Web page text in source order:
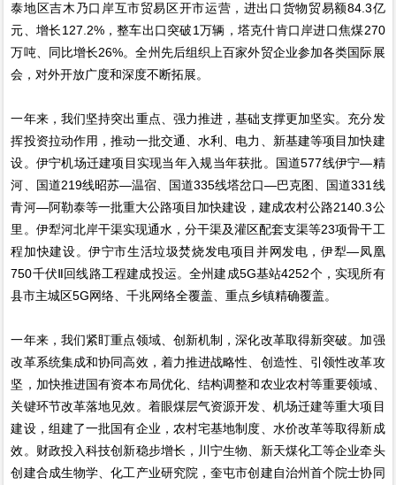
泰地区吉木乃口岸互市贸易区开市运营，进出口货物贸易额84.3亿
元、增长127.2%，整车出口突破1万辆，塔克什肯口岸进口焦煤270
万吨、同比增长26%。全州先后组织上百家外贸企业参加各类国际展
会，对外开放广度和深度不断拓展。
一年来，我们坚持突出重点、强力推进，基础支撑更加坚实。充分发
挥投资拉动作用，推动一批交通、水利、电力、新基建等项目加快建
设。伊宁机场迁建项目实现当年入规当年获批。国道577线伊宁—精
河、国道219线昭苏—温宿、国道335线塔岔口—巴克图、国道331线
青河—阿勒泰等一批重大公路项目加快建设，建成农村公路2140.3公
里。伊犁河北岸干渠实现通水，分干渠及灌区配套支渠等23项骨干工
程加快建设。伊宁市生活垃圾焚烧发电项目并网发电，伊犁—凤凰
750千伏Ⅱ回线路工程建成投运。全州建成5G基站4252个，实现所有
县市主城区5G网络、千兆网络全覆盖、重点乡镇精确覆盖。
一年来，我们紧盯重点领域、创新机制，深化改革取得新突破。加强
改革系统集成和协同高效，着力推进战略性、创造性、引领性改革攻
坚，加快推进国有资本布局优化、结构调整和农业农村等重要领域、
关键环节改革落地见效。着眼煤层气资源开发、机场迁建等重大项目
建设，组建了一批国有企业，农村宅基地制度、水价改革等取得新成
效。财政投入科技创新稳步增长，川宁生物、新天煤化工等企业牵头
创建合成生物学、化工产业研究院，奎屯市创建自治州首个院士协同